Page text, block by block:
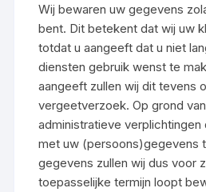
Wij bewaren uw gegevens
bent. Dit betekent dat wij uw
totdat u aangeeft dat u niet
diensten gebruik wenst te
aangeeft zullen wij dit tevens
vergeetverzoek. Op grond
administratieve verplichtingen
met uw (persoons)gegevens
gegevens zullen wij dus voor
toepasselijke termijn loopt